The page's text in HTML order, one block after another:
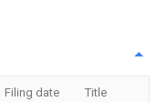
Filing date Title